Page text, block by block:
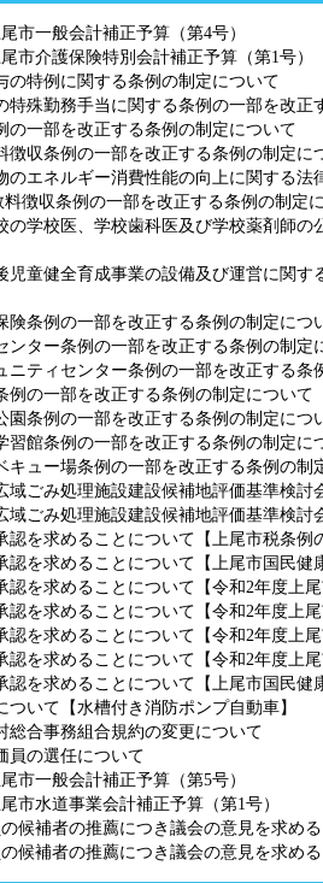
市一般会計補正予算（第4号）
市介護保険特別会計補正予算（第1号）
の特例に関する条例の制定について
特殊勤務手当に関する条例の一部を改正
の一部を改正する条例の制定について
徴収条例の一部を改正する条例の制定に
のエネルギー消費性能の向上に関する
徴収条例の一部を改正する条例の制定
の学校医、学校歯科医及び学校薬剤師
児童健全育成事業の設備及び運営に関
険条例の一部を改正する条例の制定につ
ンター条例の一部を改正する条例の制定
ニティセンター条例の一部を改正する条
例の一部を改正する条例の制定について
園条例の一部を改正する条例の制定につ
習館条例の一部を改正する条例の制定に
キュー場条例の一部を改正する条例の制
域ごみ処理施設建設候補地評価基準検
域ごみ処理施設建設候補地評価基準検
認を求めることについて【上尾市税条例
認を求めることについて【上尾市国民健
認を求めることについて【令和2年度上
認を求めることについて【令和2年度上
認を求めることについて【令和2年度上
認を求めることについて【令和2年度上
認を求めることについて【上尾市国民健
いて【水槽付き消防ポンプ自動車】
総合事務組合規約の変更について
員の選任について
市一般会計補正予算（第5号）
市水道事業会計補正予算（第1号）
候補者の推薦につき議会の意見を求め
候補者の推薦につき議会の意見を求め